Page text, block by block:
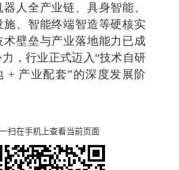
人全产业链、具身智能、
施、智能终端智造等硬核实
术壁垒与产业落地能力已成
，行业正式迈入“技术自研
+ 产业配套”的深度发展阶
扫在手机上查看当前页面